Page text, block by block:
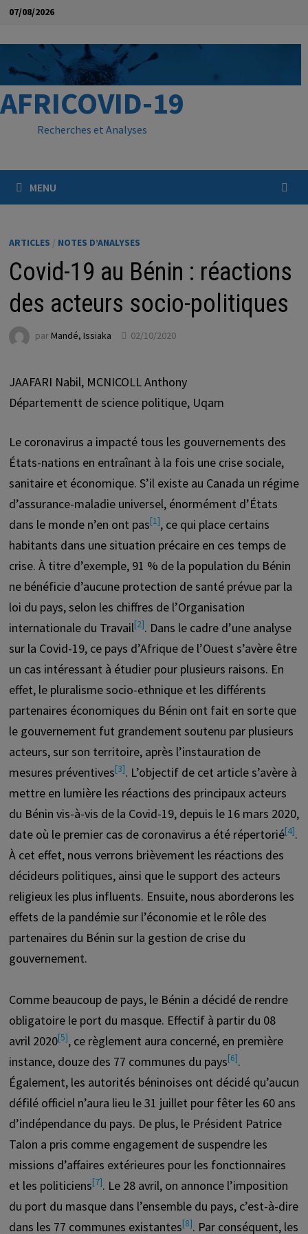
Passer
contenu
07/08/2026
AFRICOVID-19
Recherches et Analyses
MENU
ARTICLES / NOTES D’ANALYSES
Covid-19 au Bénin : réactions
des acteurs socio-politiques
parMandé, Issiaka 02/10/2020
JAAFARI Nabil, MCNICOLL Anthony
Départementt de science politique, Uqam
Le coronavirus a impacté tous les gouvernements des
États-nations en entraînant à la fois une crise sociale,
sanitaire et économique. S’il existe au Canada un régime
d’assurance-maladie universel, énormément d’États
dans le monde n’en ont pas[1], ce qui place certains
habitants dans une situation précaire en ces temps de
crise. À titre d’exemple, 91 % de la population du Bénin
ne bénéficie d’aucune protection de santé prévue par la
loi du pays, selon les chiffres de l’Organisation
internationale du Travail[2]. Dans le cadre d’une analyse
sur la Covid-19, ce pays d’Afrique de l’Ouest s’avère être
un cas intéressant à étudier pour plusieurs raisons. En
effet, le pluralisme socio-ethnique et les différents
partenaires économiques du Bénin ont fait en sorte que
le gouvernement fut grandement soutenu par plusieurs
acteurs, sur son territoire, après l’instauration de
mesures préventives[3]. L’objectif de cet article s’avère à
mettre en lumière les réactions des principaux acteurs
du Bénin vis-à-vis de la Covid-19, depuis le 16 mars 2020,
date où le premier cas de coronavirus a été répertorié[4].
À cet effet, nous verrons brièvement les réactions des
décideurs politiques, ainsi que le support des acteurs
religieux les plus influents. Ensuite, nous aborderons les
effets de la pandémie sur l’économie et le rôle des
partenaires du Bénin sur la gestion de crise du
gouvernement.
Comme beaucoup de pays, le Bénin a décidé de rendre
obligatoire le port du masque. Effectif à partir du 08
avril 2020[5], ce règlement aura concerné, en première
instance, douze des 77 communes du pays[6].
Également, les autorités béninoises ont décidé qu’aucun
défilé officiel n’aura lieu le 31 juillet pour fêter les 60 ans
d’indépendance du pays. De plus, le Président Patrice
Talon a pris comme engagement de suspendre les
missions d’affaires extérieures pour les fonctionnaires
et les politiciens[7]. Le 28 avril, on annonce l’imposition
du port du masque dans l’ensemble du pays, c’est-à-dire
dans les 77 communes existantes[8]. Par conséquent, les